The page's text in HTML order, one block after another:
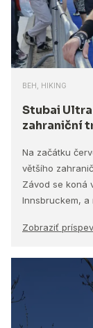
BEH, HIKING
Stubai
zahraniční
Na začátku
většího
Závod se koná
Innsbruckem,
Zobraziť